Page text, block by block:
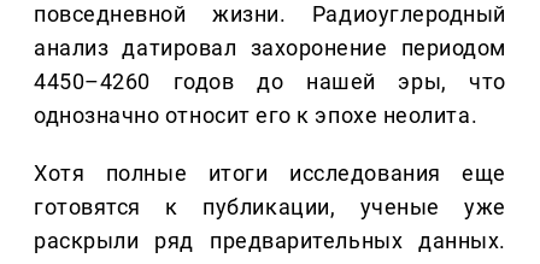
повседневной жизни. Радиоуглеродный
анализ датировал захоронение периодом
4450–4260 годов до нашей эры, что
однозначно относит его к эпохе неолита.
Хотя полные итоги исследования еще
готовятся к публикации, ученые уже
раскрыли ряд предварительных данных.